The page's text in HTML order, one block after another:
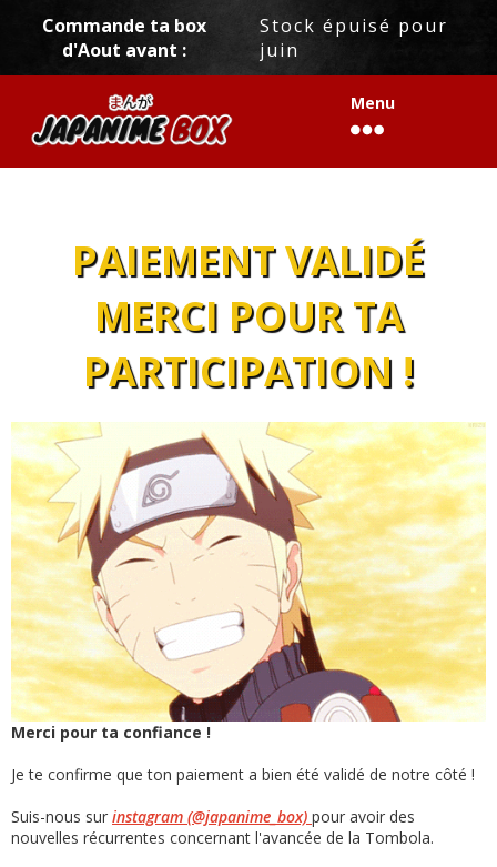
Commande ta box
d'Aout avant :
Stock épuisé pour
juin
Menu
PAIEMENT VALIDÉ
MERCI POUR TA
PARTICIPATION !
Merci pour ta confiance !
Je te confirme que ton paiement a bien été validé de notre côté !
Suis-nous sur instagram (@japanime_box) pour avoir des
nouvelles récurrentes concernant l'avancée de la Tombola.